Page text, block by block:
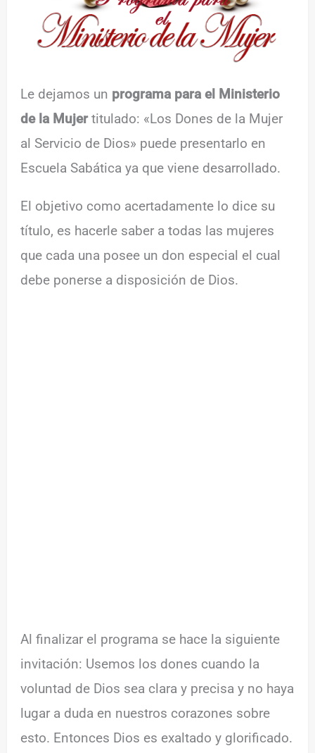
Le dejamos un programa para el Ministerio
de la Mujertitulado: «Los Dones de la Mujer
al Servicio de Dios» puede presentarlo en
Escuela Sabática ya que viene desarrollado.
El objetivo como acertadamente lo dice su
título, es hacerle saber a todas las mujeres
que cada una posee un don especial el cual
debe ponerse a disposición de Dios.
Al finalizar el programa se hace la siguiente
invitación: Usemos los dones cuando la
voluntad de Dios sea clara y precisa y no haya
lugar a duda en nuestros corazones sobre
esto. Entonces Dios es exaltado y glorificado.